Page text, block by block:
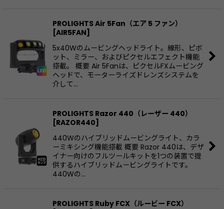
PROLIGHTS Air 5Fan（エア 5 ファン）
[AIR5FAN]
5x40Wのムービングヘッドライト。線形、ピボ
ット、ミラー、およびピクセルエフェクト機能
搭載。 概要 Air 5Fanは、ピクセルFXムービング
ヘッドで、モーターライズドレンズシステムを
介して…
PROLIGHTS Razor 440（レーザー 440）
[RAZOR440]
440Wのハイブリッドムービングライト、カラ
ーミキシング機能搭載 概要 Razor 440は、デザ
イナー向けのフルツールキットを1つの装置で提
供するハイブリッドムービングライトです。
440Wの…
PROLIGHTS Ruby FCX（ルービー FCX）